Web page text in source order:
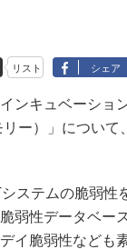
リスト シェア
ンキュベーショ
リー）」につい
ステムの脆弱性
弱性データベー
イ脆弱性なども